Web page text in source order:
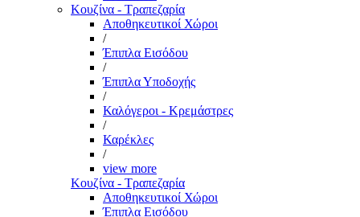
Κουζίνα - Τραπεζαρία
Αποθηκευτικοί Χώροι
/
Έπιπλα Εισόδου
/
Έπιπλα Υποδοχής
/
Καλόγεροι - Κρεμάστρες
/
Καρέκλες
/
view more
Κουζίνα - Τραπεζαρία
Αποθηκευτικοί Χώροι
Έπιπλα Εισόδου